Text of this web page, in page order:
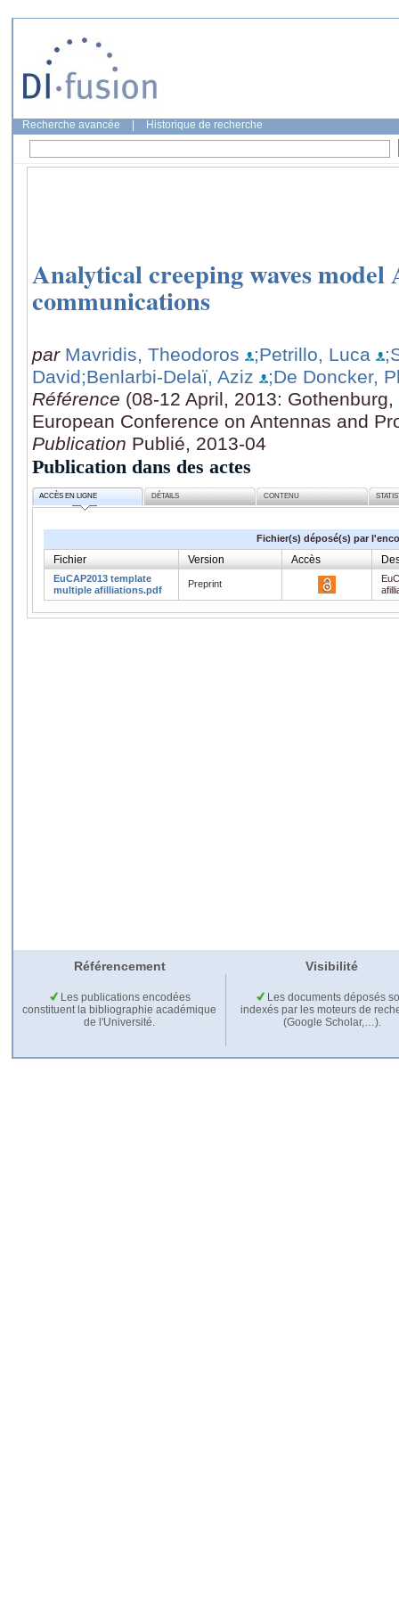
Recherche avancée Historique de recherche
Analytical creeping waves
communications
par Mavridis, Theodoros ;Petrillo, Luca
David;Benlarbi-Delaï, Aziz
;De Doncker,
Référence (08-12 April, 2013:
European Conference on Antennas and
Publication Publié, 2013-04
Publication dans des actes
ACCÈS EN LIGNE DÉTAILS CONTENU
Fichier(s) déposé(s) par
Fichier Version Accès
EuCAP2013 template
multiple afilliations.pdf
Preprint
Référencement Visibilité
Les publications encodées
constituent la bibliographie académique
de l'Université.
Les documents déposés
indexés par les moteurs de
(Google Scholar,…).